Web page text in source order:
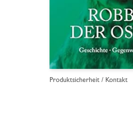
Produktsicherheit / Kontakt